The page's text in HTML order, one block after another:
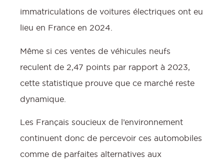
immatriculations de voitures électriques ont eu
lieu en France en 2024.
Même si ces ventes de véhicules neufs
reculent de 2,47 points par rapport à 2023,
cette statistique prouve que ce marché reste
dynamique.
Les Français soucieux de l’environnement
continuent donc de percevoir ces automobiles
comme de parfaites alternatives aux